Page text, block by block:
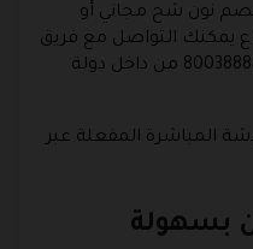
نون شح مجاني أو
يمكنك التواصل مع فريق
خدمة العملاء على الرقم التالي 80038888 من داخل دولة
المباشرة المفعلة عبر
بسهولة